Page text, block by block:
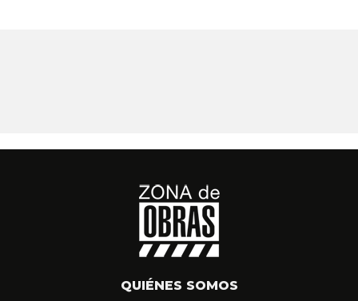
QUIÉNES SOMOS